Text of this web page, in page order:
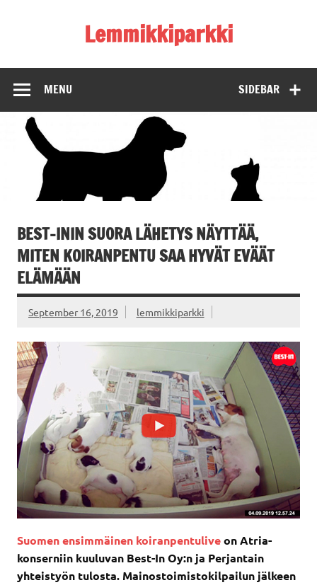
Lemmikkiparkki
SIDEBAR
MENU
BEST-ININ SUORA LÄHETYS NÄYTTÄÄ,
MITEN KOIRANPENTU SAA HYVÄT EVÄÄT
ELÄMÄÄN
September 16, 2019 lemmikkiparkki
Suomen ensimmäinen koiranpentuliveon Atria-
konserniin kuuluvan Best-In Oy:n ja Perjantain
yhteistyön tulosta. Mainostoimistokilpailun jälkeen